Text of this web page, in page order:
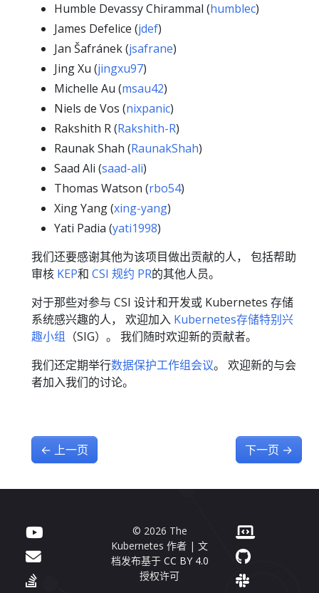
Humble Devassy Chirammal (humblec)
James Defelice (jdef)
Jan Šafránek (jsafrane)
Jing Xu (jingxu97)
Michelle Au (msau42)
Niels de Vos (nixpanic)
Rakshith R (Rakshith-R)
Raunak Shah (RaunakShah)
Saad Ali (saad-ali)
Thomas Watson (rbo54)
Xing Yang (xing-yang)
Yati Padia (yati1998)
我们还要感谢其他为该项目做出贡献的人， 包括帮助
审核 KEP和 CSI 规约 PR的其他人员。
对于那些对参与 CSI 设计和开发或 Kubernetes 存储
系统感兴趣的人， 欢迎加入 Kubernetes存储特别兴
趣小组 （SIG）。 我们随时欢迎新的贡献者。
我们还定期举行数据保护工作组会议。 欢迎新的与会
者加入我们的讨论。
← 上一页 下一页 →
© 2026 The
Kubernetes 作者 | 文
档发布基于 CC BY 4.0
授权许可